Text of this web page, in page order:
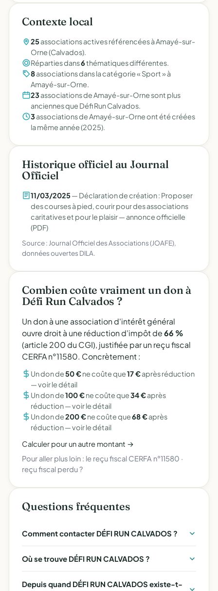
Contexte local
25associations actives référencées à Amayé-sur-
Orne (Calvados).
Réparties dans6thématiques différentes.
8associations dans la catégorie « Sport » à
Amayé-sur-Orne.
23associations de Amayé-sur-Orne sont plus
anciennes que Défi Run Calvados.
3associations de Amayé-sur-Orne ont été créées
la même année (2025).
Historique officiel au Journal
Officiel
11/03/2025— Déclaration de création : Proposer
des courses à pied, courir pour des associations
caritatives et pour le plaisir — annonce officielle
(PDF)
Source : Journal Officiel des Associations (JOAFE),
données ouvertes DILA.
Combien coûte vraiment un don à
Défi Run Calvados ?
Un don à une association d'intérêt général
ouvre droit à une réduction d'impôt de66 %
(article 200 du CGI), justifiée par un reçu fiscal
CERFA n°11580. Concrètement :
Un don de50 €ne coûte que17 €après réduction
—voir le détail
Un don de100 €ne coûte que34 €après
réduction —voir le détail
Un don de200 €ne coûte que68 €après
réduction —voir le détail
Calculer pour un autre montant →
Pour aller plus loin : le reçu fiscal CERFA n°11580 ·
reçu fiscal perdu ?
Questions fréquentes
Comment contacter DÉFI RUN CALVADOS ?
Où se trouve DÉFI RUN CALVADOS ?
Depuis quand DÉFI RUN CALVADOS existe-t-